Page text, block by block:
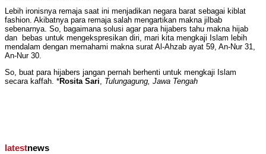
Lebih ironisnya remaja saat ini menjadikan negara barat sebagai kiblat
fashion. Akibatnya para remaja salah mengartikan makna jilbab
sebenarnya. So, bagaimana solusi agar para hijabers tahu makna hijab
dan bebas untuk mengekspresikan diri, mari kita mengkaji Islam lebih
mendalam dengan memahami makna surat Al-Ahzab ayat 59, An-Nur 31,
An-Nur 30.
So, buat para hijabers jangan pernah berhenti untuk mengkaji Islam
secara kaffah. *Rosita Sari, Tulungagung, Jawa Tengah
latestnews